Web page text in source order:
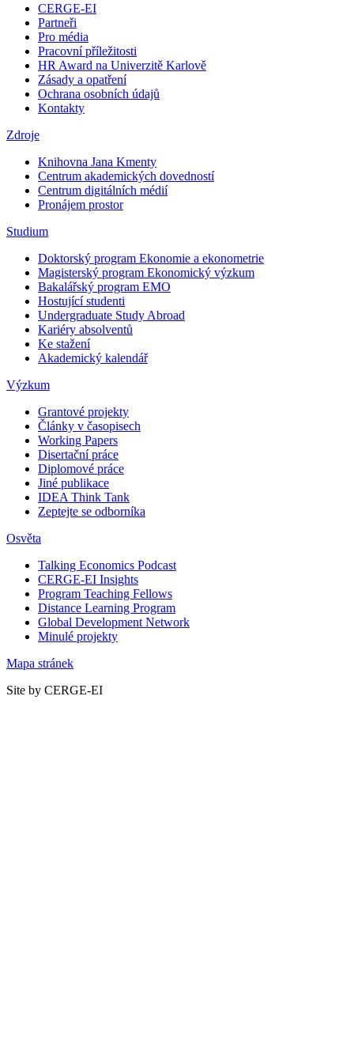
CERGE-EI
Partneři
Pro média
Pracovní příležitosti
HR Award na Univerzitě Karlově
Zásady a opatření
Ochrana osobních údajů
Kontakty
Zdroje
Knihovna Jana Kmenty
Centrum akademických dovedností
Centrum digitálních médií
Pronájem prostor
Studium
Doktorský program Ekonomie a ekonometrie
Magisterský program Ekonomický výzkum
Bakalářský program EMO
Hostující studenti
Undergraduate Study Abroad
Kariéry absolventů
Ke stažení
Akademický kalendář
Výzkum
Grantové projekty
Články v časopisech
Working Papers
Disertační práce
Diplomové práce
Jiné publikace
IDEA Think Tank
Zeptejte se odborníka
Osvěta
Talking Economics Podcast
CERGE-EI Insights
Program Teaching Fellows
Distance Learning Program
Global Development Network
Minulé projekty
Mapa stránek
Site by CERGE-EI